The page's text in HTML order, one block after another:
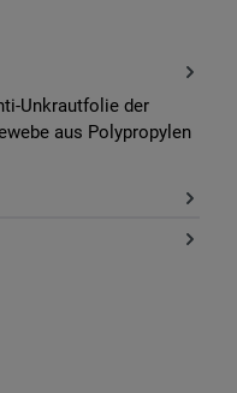
Unkrautfolie der
aus Polypropylen